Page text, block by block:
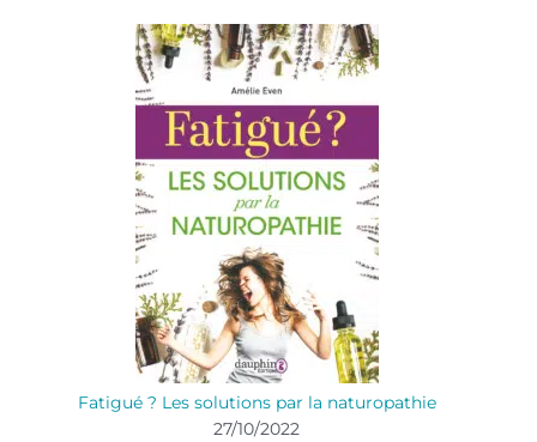
Fatigué ? Les solutions par la naturopathie
27/10/2022